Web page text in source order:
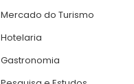
Mercado do Turismo
Hotelaria
Gastronomia